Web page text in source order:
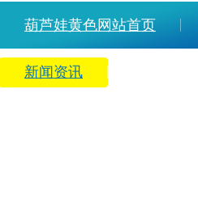
葫芦娃黄色网站首页
新闻资讯